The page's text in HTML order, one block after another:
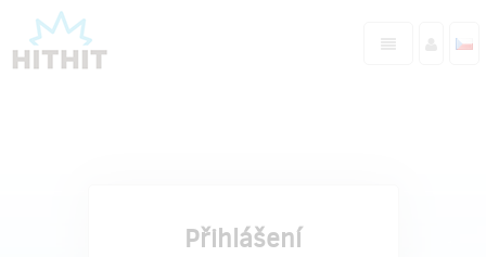
Přihlášení